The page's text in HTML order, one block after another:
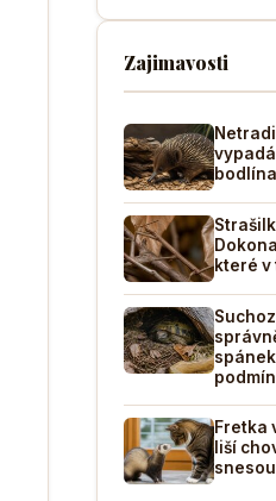
Zajimavosti
které
Fretka
liší